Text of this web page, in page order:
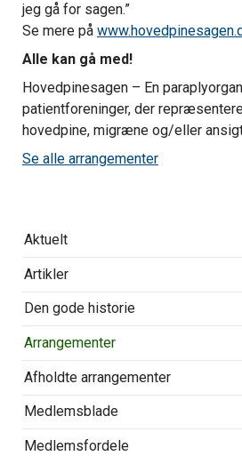
jeg gå for sagen.”
Se mere på
Alle kan gå med!
Hovedpinesagen – En
patientforeninger, der
hovedpine, migræne og/eller
Se alle arrangementer
Overspring
navigationen
Aktuelt
Artikler
Den gode historie
Arrangementer
Afholdte arrangementer
Medlemsblade
Medlemsfordele